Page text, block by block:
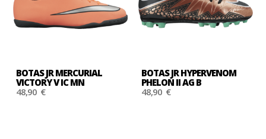
BOTAS JR MERCURIAL
VICTORY V IC MN
48,90 €
BOTAS JR HYPERVENOM
PHELON II AG B
48,90 €